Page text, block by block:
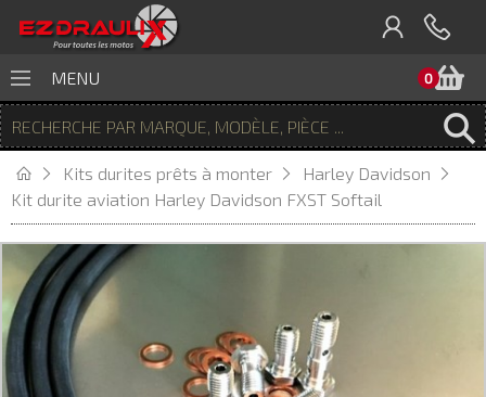
0
MENU
Kits durites prêts à monter
Harley Davidson
Kit durite aviation Harley Davidson FXST Softail